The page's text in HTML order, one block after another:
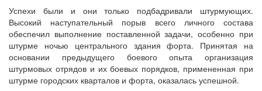
Успехи были и они только подбадривали штурмующих.
Высокий наступательный порыв всего личного состава
обеспечил выполнение поставленной задачи, особенно при
штурме ночью центрального здания форта. Принятая на
основании предыдущего боевого опыта организация
штурмовых отрядов и их боевых порядков, примененная при
штурме городских кварталов и форта, оказалась успешной.